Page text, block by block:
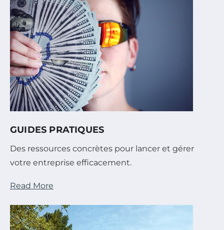
GUIDES PRATIQUES
Des ressources concrètes pour lancer et gérer
votre entreprise efficacement.
Read More